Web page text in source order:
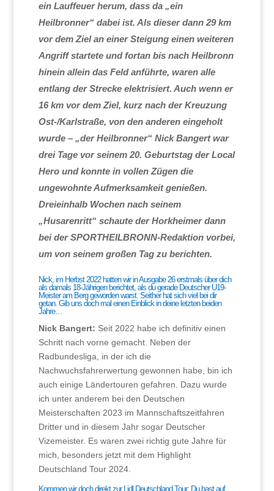
ein Lauffeuer herum, dass da „ein
Heilbronner“ dabei ist. Als dieser dann 29 km
vor dem Ziel an einer Steigung einen weiteren
Angriff startete und fortan bis nach Heilbronn
hinein allein das Feld anführte, waren alle
entlang der Strecke elektrisiert. Auch wenn er
16 km vor dem Ziel, kurz nach der Kreuzung
Ost-/Karlstraße, von den anderen eingeholt
wurde – „der Heilbronner“ Nick Bangert war
drei Tage vor seinem 20. Geburtstag der Local
Hero und konnte in vollen Zügen die
ungewohnte Aufmerksamkeit genießen.
Dreieinhalb Wochen nach seinem
„Husarenritt“ schaute der Horkheimer dann
bei der SPORTHEILBRONN-Redaktion vorbei,
um von seinem großen Tag zu berichten.
Nick, im Herbst 2022 hatten wir in Ausgabe 26 erstmals über dich
als damals 18-Jährigen berichtet, als du gerade Deutscher U19-
Meister am Berg geworden warst. Seither hat sich viel bei dir
getan. Gib uns doch mal einen Einblick in deine letzten beiden
Jahre…
Nick Bangert: Seit 2022 habe ich definitiv einen
Schritt nach vorne gemacht. Neben der
Radbundesliga, in der ich die
Nachwuchsfahrerwertung gewonnen habe, bin ich
auch einige Ländertouren gefahren. Dazu wurde
ich unter anderem bei den Deutschen
Meisterschaften 2023 im Mannschaftszeitfahren
Dritter und in diesem Jahr sogar Deutscher
Vizemeister. Es waren zwei richtig gute Jahre für
mich, besonders jetzt mit dem Highlight
Deutschland Tour 2024.
Kommen wir doch direkt zur Lidl Deutschland Tour: Du hast auf